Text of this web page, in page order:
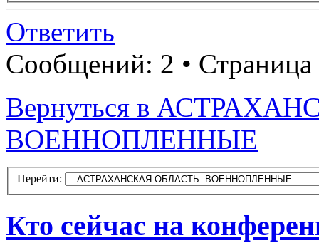
Ответить
Сообщений: 2 • Страница
Вернуться в
ВОЕННОПЛЕННЫЕ
Перейти:
Кто сейчас на